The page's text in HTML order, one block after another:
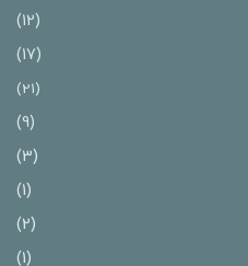
(12)
(17)
(21)
(9)
(3)
(1)
(2)
(1)